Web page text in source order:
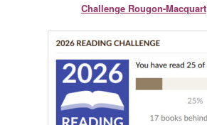
Challenge Rougon-Macquart